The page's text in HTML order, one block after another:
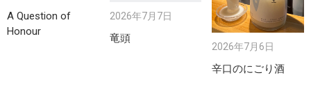
A Question of
Honour
2026年7月7日
竜頭
2026年7月6日
辛口のにごり酒